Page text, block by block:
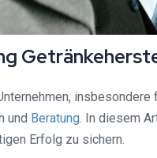
und Beratung. In diesem
Erfolg zu sichern.